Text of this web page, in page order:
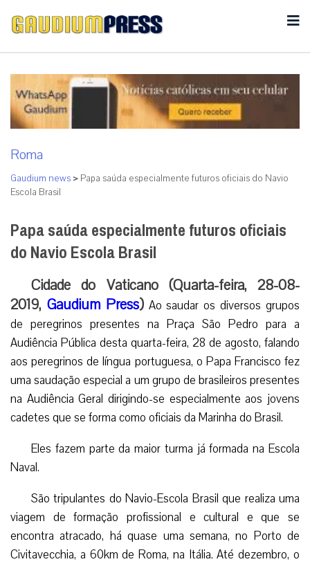
Roma
Gaudium news > Papa saúda especialmente futuros oficiais do Navio
Escola Brasil
Papa saúda especialmente futuros oficiais
do Navio Escola Brasil
Cidade do Vaticano (Quarta-feira, 28-08-
2019, Gaudium Press)Ao saudar os diversos grupos
de peregrinos presentes na Praça São Pedro para a
Audiência Pública desta quarta-feira, 28 de agosto, falando
aos peregrinos de língua portuguesa, o Papa Francisco fez
uma saudação especial a um grupo de brasileiros presentes
na Audiência Geral dirigindo-se especialmente aos jovens
cadetes que se forma como oficiais da Marinha do Brasil.
Eles fazem parte da maior turma já formada na Escola
Naval.
São tripulantes do Navio-Escola Brasil que realiza uma
viagem de formação profissional e cultural e que se
encontra atracado, há quase uma semana, no Porto de
Civitavecchia, a 60km de Roma, na Itália. Até dezembro, o